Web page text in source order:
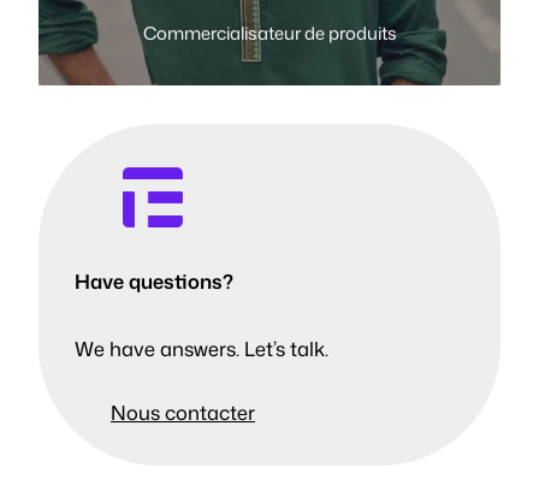
Commercialisateur de produits
Have questions?
We have answers. Let’s talk.
Nous contacter